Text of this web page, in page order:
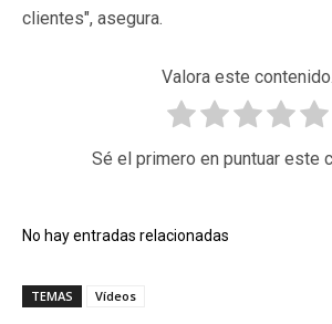
clientes", asegura.
Valora este contenido.
Sé el primero en puntuar este
No hay entradas relacionadas
TEMAS Vídeos